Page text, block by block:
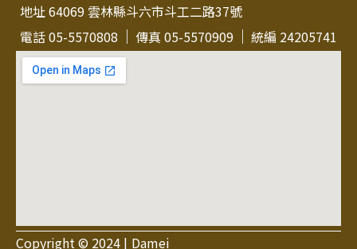
地址 64069 雲林縣斗六市斗工二路37號
電話 05-5570808
傳真 05-5570909 統編 24205741
Copyright © 2024 | Damei